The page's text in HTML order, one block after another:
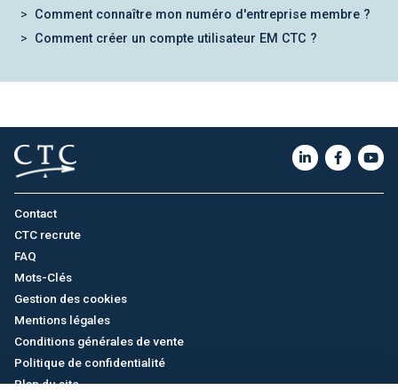
Comment connaître mon numéro d'entreprise membre ?
Comment créer un compte utilisateur EM CTC ?
Contact
CTC recrute
FAQ
Mots-Clés
Gestion des cookies
Mentions légales
Conditions générales de vente
Politique de confidentialité
Plan du site